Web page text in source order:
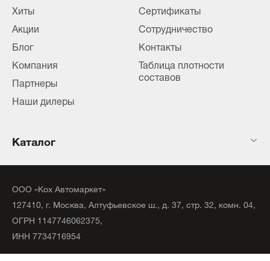
Хиты
Акции
Блог
Компания
Партнеры
Наши дилеры
Сертификаты
Сотрудничество
Контакты
Таблица плотности
составов
Каталог
ООО «Кох Автомаркет»
127410, г. Москва, Алтуфьевское ш., д. 37, стр. 32, комн. 04,
ОГРН 1147746062375,
ИНН 7734716954